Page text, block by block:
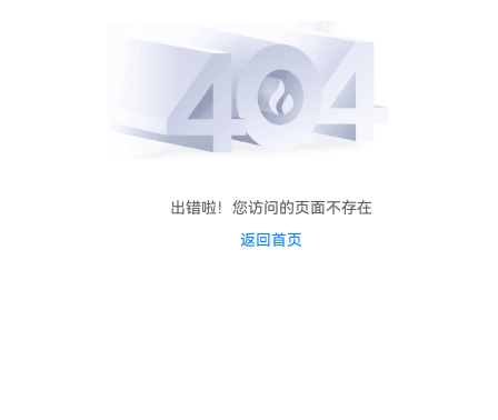
出错啦！您访问的页面不存在
返回首页